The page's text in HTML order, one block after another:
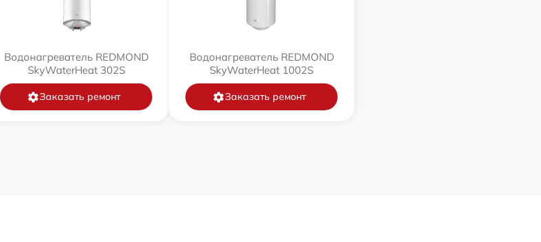
Водонагреватель REDMOND
SkyWaterHeat 302S
Заказать ремонт
Водонагреватель REDMOND
SkyWaterHeat 1002S
Заказать ремонт